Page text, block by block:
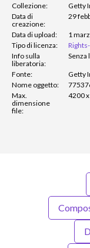
Collezione:
Getty
Data di
creazione:
29
Data di upload:
1
Tipo di licenza:
Info sulla
liberatoria:
Senza
Fonte:
Getty
Nome oggetto:
Max.
dimensione
file:
4200